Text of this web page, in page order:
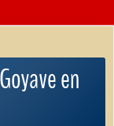
en